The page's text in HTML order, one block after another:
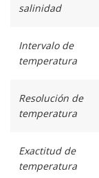
salinidad
Intervalo de
temperatura
Resolución de
temperatura
Exactitud de
temperatura